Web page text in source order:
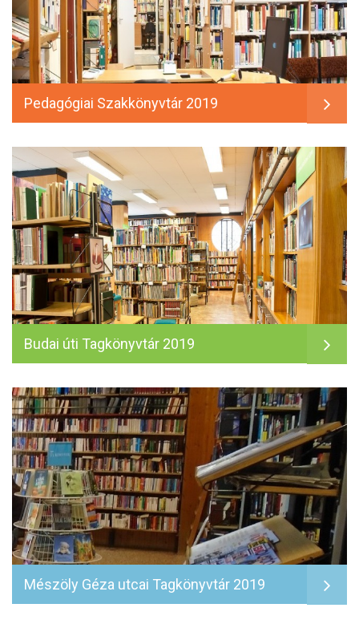
Pedagógiai Szakkönyvtár 2019
Budai úti Tagkönyvtár 2019
Mészöly Géza utcai Tagkönyvtár 2019